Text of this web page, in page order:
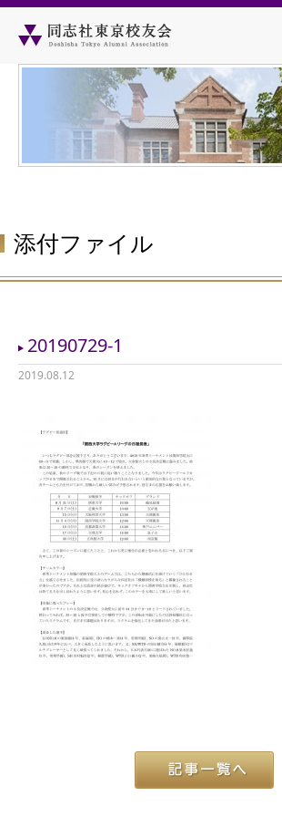
添付ファイル
20190729-1
2019.08.12